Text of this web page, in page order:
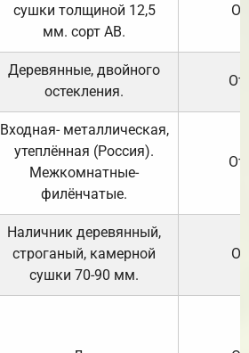
сушки толщиной 12,5
мм. сорт АВ.
Деревянные, двойного
остекления.
Входная- металлическая,
утеплённая (Россия).
Межкомнатные-
филёнчатые.
Наличник деревянный,
строганый, камерной
сушки 70-90 мм.